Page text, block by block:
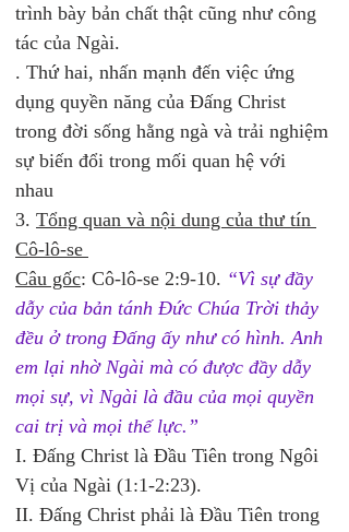
trình bày bản chất thật cũng như công
tác của Ngài.
. Thứ hai, nhấn mạnh đến việc ứng
dụng quyền năng của Đấng Christ
trong đời sống hằng ngà và trải nghiệm
sự biến đổi trong mối quan hệ với
nhau
3. Tổng quan và nội dung của thư tín
Cô-lô-se
Câu gốc: Cô-lô-se 2:9-10. “Vì sự đầy
dẫy của bản tánh Ðức Chúa Trời thảy
đều ở trong Ðấng ấy như có hình. Anh
em lại nhờ Ngài mà có được đầy dẫy
mọi sự, vì Ngài là đầu của mọi quyền
cai trị và mọi thế lực.”
I. Đấng Christ là Đầu Tiên trong Ngôi
Vị của Ngài (1:1-2:23).
II. Đấng Christ phải là Đầu Tiên trong